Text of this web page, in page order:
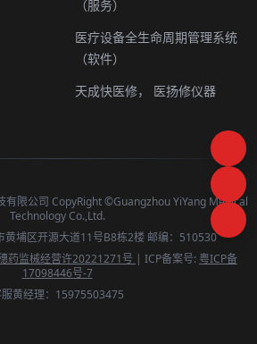
（服务）
医疗设备全生命周期管理系统
（软件）
天成快医修，
医扬修仪器
有限公司 CopyRight ©Guangzhou YiYang Medical
Technology Co.,Ltd.
黄埔区开源大道11号B8栋2楼 邮编：510530
药监械经营许20221271号 | ICP备案号: 粤ICP备
17098446号-7
服黄经理：15975503475